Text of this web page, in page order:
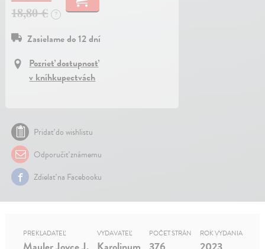
18,80 €
?
Zasielame do 12 dní
Pozrieť dostupnosť
v kníhkupectvách
Pridať do wishlistu
Odporučiť známemu
Zdielať na Facebooku
PREKLADATEĽ VYDAVATEĽ POČET STRÁN ROK VYDANIA